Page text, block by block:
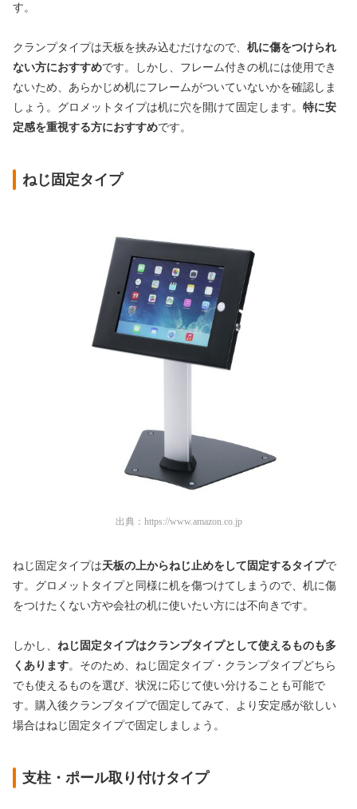
す。
クランプタイプは天板を挟み込むだけなので、 机に傷をつけられ
ない方におすすめです。しかし、フレーム付きの机には使用でき
ないため、あらかじめ机にフレームがついていないかを確認しま
しょう。グロメットタイプは机に穴を開けて固定します。 特に安
定感を重視する方におすすめです。
ねじ固定タイプ
出典： https://www.amazon.co.jp
ねじ固定タイプは天板の上からねじ止めをして固定するタイプで
す。グロメットタイプと同様に机を傷つけてしまうので、机に傷
をつけたくない方や会社の机に使いたい方には不向きです。
しかし、 ねじ固定タイプはクランプタイプとして使えるものも多
くあります。そのため、ねじ固定タイプ・クランプタイプどちら
でも使えるものを選び、状況に応じて使い分けることも可能で
す。購入後クランプタイプで固定してみて、より安定感が欲しい
場合はねじ固定タイプで固定しましょう。
支柱・ポール取り付けタイプ